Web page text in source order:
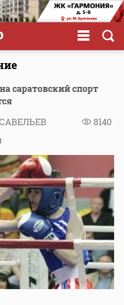
саратовский спорт
8140